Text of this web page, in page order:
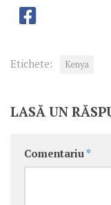
Etichete: Kenya
LASĂ UN
Comentariu *